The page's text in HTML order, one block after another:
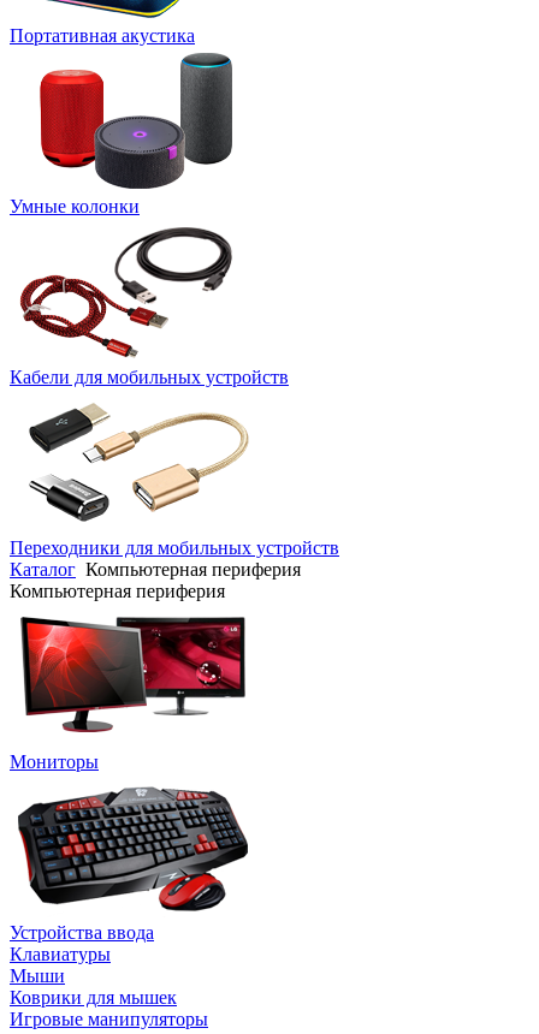
Портативная акустика
Умные колонки
Кабели для мобильных устройств
Переходники для мобильных устройств
Каталог Компьютерная периферия
Компьютерная периферия
Мониторы
Устройства ввода
Клавиатуры
Мыши
Коврики для мышек
Игровые манипуляторы